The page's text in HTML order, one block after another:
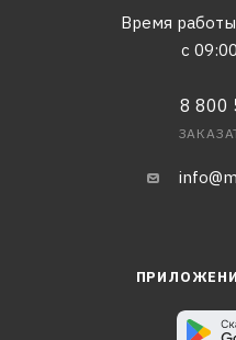
Время
с
8 800